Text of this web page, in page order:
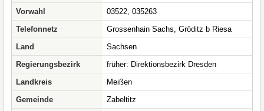
Vorwahl
03522, 035263
Telefonnetz
Grossenhain Sachs, Gröditz b Riesa
Land
Sachsen
Regierungsbezirk
früher: Direktionsbezirk Dresden
Landkreis
Meißen
Gemeinde
Zabeltitz